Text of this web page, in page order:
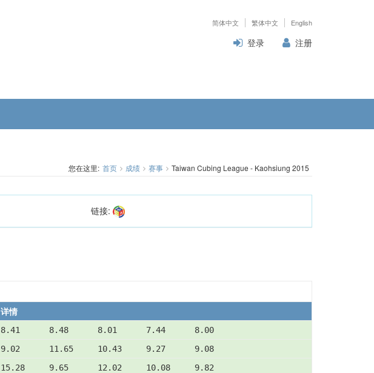
简体中文 繁体中文 English
登录 注册
您在这里: 首页 成绩 赛事 Taiwan Cubing League - Kaohsiung 2015
链接:
详情
8.41      8.48      8.01      7.44      8.00
9.02      11.65     10.43     9.27      9.08
15.28     9.65      12.02     10.08     9.82